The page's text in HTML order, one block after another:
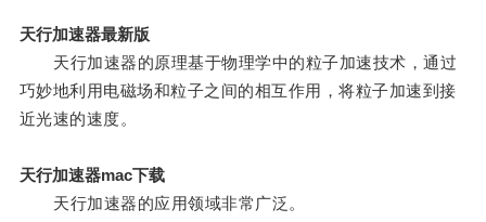
天行加速器最新版
天行加速器的原理基于物理学中的粒子加速技术，通过
巧妙地利用电磁场和粒子之间的相互作用，将粒子加速到接
近光速的速度。
天行加速器mac下载
天行加速器的应用领域非常广泛。